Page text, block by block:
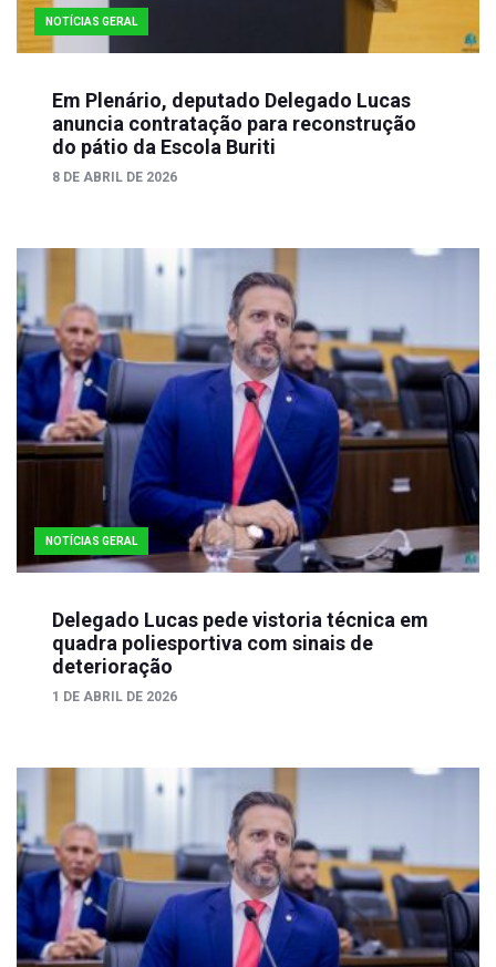
NOTÍCIAS GERAL
Em Plenário, deputado Delegado Lucas
anuncia contratação para reconstrução
do pátio da Escola Buriti
8 DE ABRIL DE 2026
NOTÍCIAS GERAL
Delegado Lucas pede vistoria técnica em
quadra poliesportiva com sinais de
deterioração
1 DE ABRIL DE 2026